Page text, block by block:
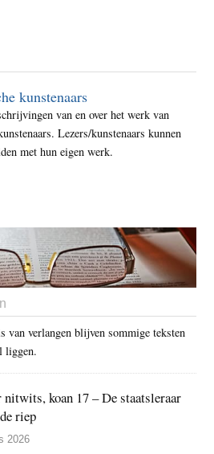
kunstenaars
van en over het werk van
Lezers/kunstenaars kunnen
met hun eigen werk.
van verlangen blijven sommige teksten
liggen.
koan 17 – De staatsleraar
riep
2026